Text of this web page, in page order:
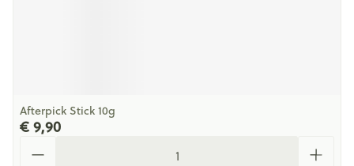
Afterpick Stick 10g
€ 9,90